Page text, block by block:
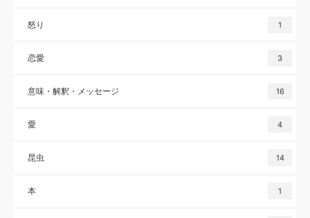
怒り 1
恋愛 3
意味・解釈・メッセージ 16
愛 4
昆虫 14
本 1